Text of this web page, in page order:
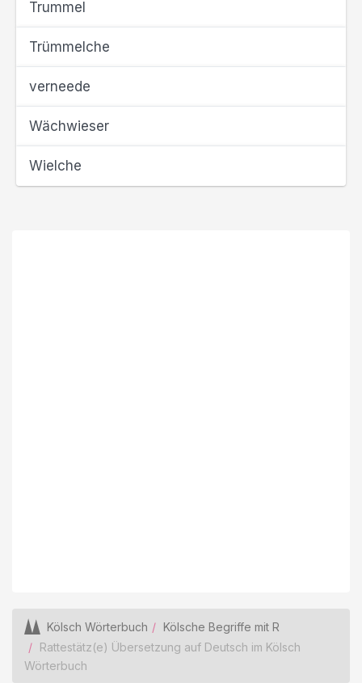
Trummel
Trümmelche
verneede
Wächwieser
Wielche
Kölsch Wörterbuch
Kölsche Begriffe mit R
Rattestätz(e) Übersetzung auf Deutsch im Kölsch
Wörterbuch